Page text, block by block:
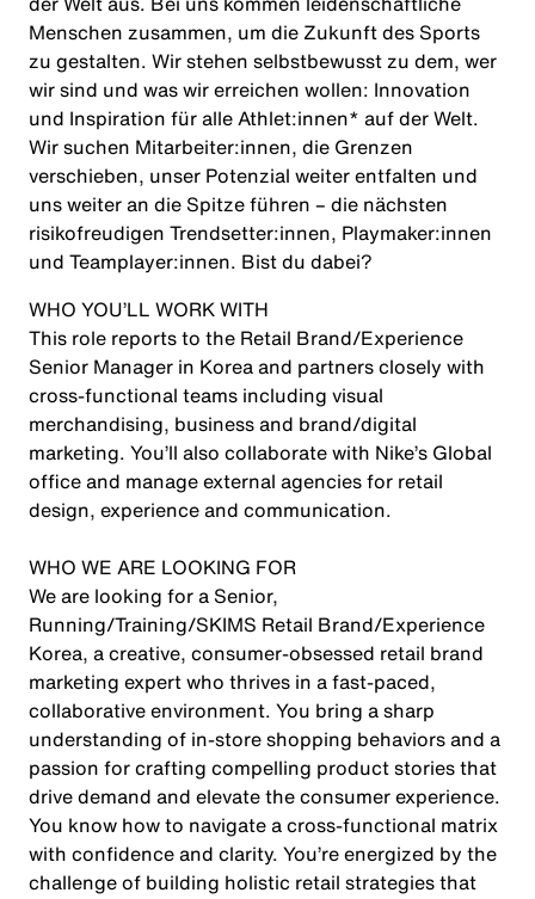
Menschen zusammen, um die Zukunft des Sports
zu gestalten. Wir stehen selbstbewusst zu dem, wer
wir sind und was wir erreichen wollen: Innovation
und Inspiration für alle Athlet:innen* auf der Welt.
Wir suchen Mitarbeiter:innen, die Grenzen
verschieben, unser Potenzial weiter entfalten und
uns weiter an die Spitze führen – die nächsten
risikofreudigen Trendsetter:innen, Playmaker:innen
und Teamplayer:innen. Bist du dabei?
WHO YOU’LL WORK WITH
This role reports to the Retail Brand/Experience
Senior Manager in Korea and partners closely with
cross-functional teams including visual
merchandising, business and brand/digital
marketing. You’ll also collaborate with Nike’s Global
office and manage external agencies for retail
design, experience and communication.
WHO WE ARE LOOKING FOR
We are looking for a Senior,
Running/Training/SKIMS Retail Brand/Experience
Korea, a creative, consumer-obsessed retail brand
marketing expert who thrives in a fast-paced,
collaborative environment. You bring a sharp
understanding of in-store shopping behaviors and a
passion for crafting compelling product stories that
drive demand and elevate the consumer experience.
You know how to navigate a cross-functional matrix
with confidence and clarity. You’re energized by the
challenge of building holistic retail strategies that